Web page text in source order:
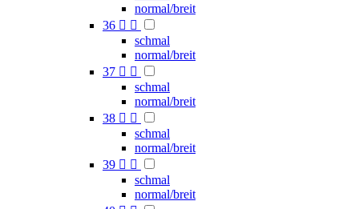
normal/breit
36  
schmal
normal/breit
37  
schmal
normal/breit
38  
schmal
normal/breit
39  
schmal
normal/breit